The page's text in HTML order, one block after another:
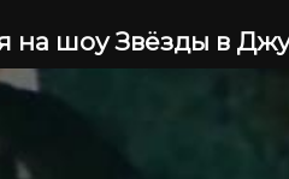
на шоу Звёзды в